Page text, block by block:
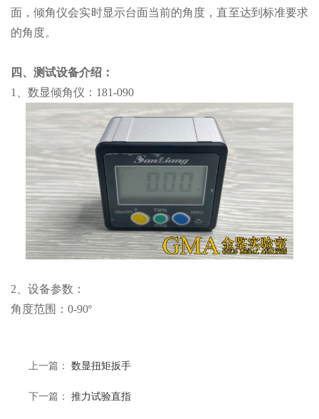
面，倾角仪会实时显示台面当前的角度，直至达到标准要求
的角度。
四、测试设备介绍 ：
1、数显倾角仪：181-090
2、设备参数：
角度范围：0-90º
上一篇： 数显扭矩扳手
下一篇： 推力试验直指